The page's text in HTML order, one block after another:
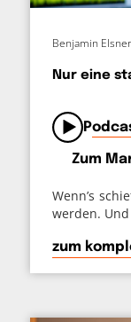
Nur eine
Benjamin Elsner
Zum
Wenn’s
werden.
zum